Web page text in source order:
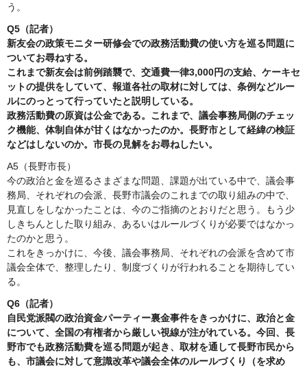
う。
Q5（記者）
新友会の政策モニター研修会での政務活動費の使い方を巡る問題に
ついてお尋ねする。
これまで新友会は前例踏襲で、交通費一律3,000円の支給、ケーキセ
ットの提供をしていて、報道各社の取材に対しては、条例などルー
ルにのっとって行っていたと説明している。
政務活動費の原資は公金である。これまで、議会事務局側のチェッ
ク機能、体制自体が甘くはなかったのか。長野市として経緯の検証
などはしないのか。市長の見解をお尋ねしたい。
A5（長野市長）
今の政治と金を巡るさまざまな問題、課題が出ている中で、議会事
務局、それぞれの会派、長野市議会のこれまでの取り組みの中で、
見直しをしなかったことは、今のご指摘のとおりだと思う。もう少
しきちんとした取り組み、あるいはルールづくりが必要ではなかっ
たのかと思う。
これをきっかけに、今後、議会事務局、それぞれの会派を含めて市
議会全体で、整理したり、制度づくりが行われることを期待してい
る。
Q6（記者）
自民党派閥の政治資金パーティー裏金事件をきっかけに、政治と金
について、全国の有権者から厳しい視線が注がれている。今回、長
野市でも政務活動費を巡る問題が起き、取材を通して長野市民から
も、市議会に対して意識改革や議会全体のルールづくり（を求め